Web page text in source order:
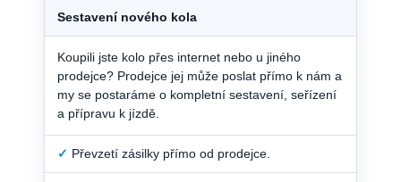
Sestavení nového kola
Koupili jste kolo přes internet nebo u jiného
prodejce? Prodejce jej může poslat přímo k nám a
my se postaráme o kompletní sestavení, seřízení
a přípravu k jízdě.
✓ Převzetí zásilky přímo od prodejce.